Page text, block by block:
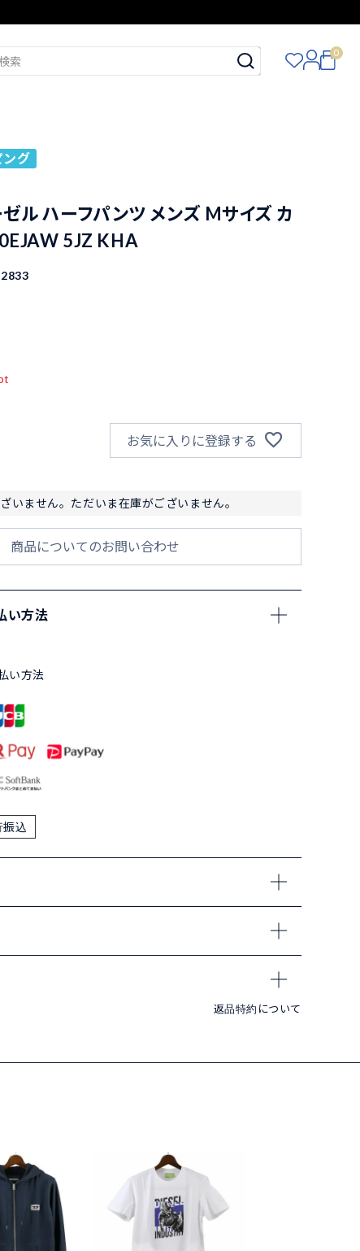
0
ング
ル ハーフパンツ メンズ Mサイズ カ
5JZ KHA
お気に入りに登録する
いません。ただいま在庫がございません。
商品についてのお問い合わせ
い方法
い方法
振込
返品特約について